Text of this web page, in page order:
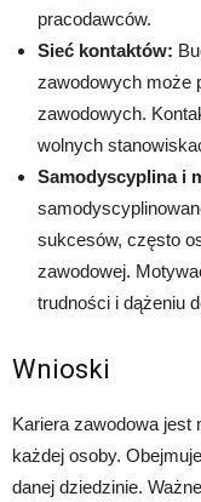
pracodawców.
Sieć kontaktów:
zawodowych może
zawodowych.
wolnych
Samodyscyplina i
sukcesów, często
zawodowej.
trudności i dążeniu
Wnioski
Kariera zawodowa jest
każdej osoby.
danej dziedzinie.